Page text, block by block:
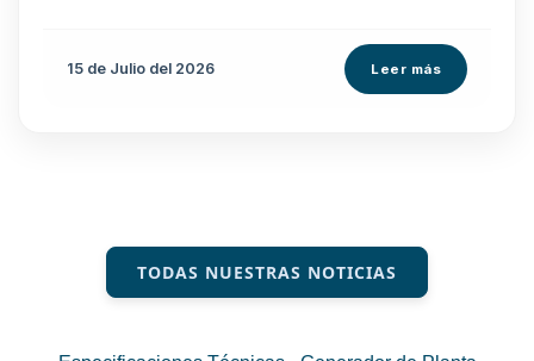
15 de Julio del 2026 Leer más
TODAS NUESTRAS NOTICIAS